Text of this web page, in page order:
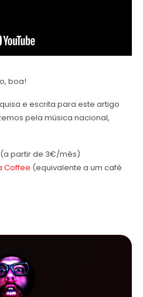
boa!
e escrita para este artigo
pela música nacional,
(a partir de 3€/mês)
Coffee (equivalente a um café